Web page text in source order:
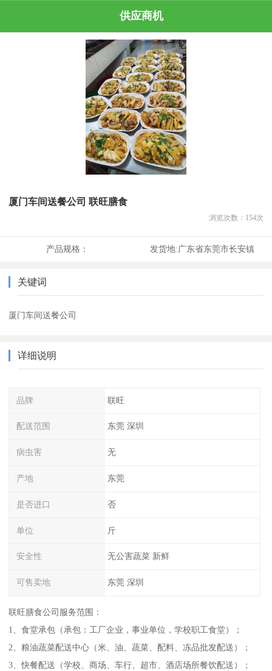
供应商机
厦门车间送餐公司 联旺膳食
浏览次数： 154次
产品规格： 发货地:广东省东莞市长安镇
关键词
厦门车间送餐公司
详细说明
品牌 联旺
配送范围 东莞 深圳
病虫害 无
产地 东莞
是否进口 否
单位 斤
安全性 无公害蔬菜 新鲜
可售卖地 东莞 深圳
联旺膳食公司服务范围：
1、食堂承包（承包：工厂企业，事业单位，学校职工食堂）；
2、粮油蔬菜配送中心（米、油、蔬菜、配料、冻品批发配送）；
3、快餐配送（学校、商场、车行、超市、酒店场所餐饮配送）；